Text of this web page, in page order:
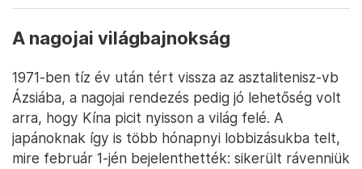
A nagojai világbajnokság
1971-ben tíz év után tért vissza az asztalitenisz-vb
Ázsiába, a nagojai rendezés pedig jó lehetőség volt
arra, hogy Kína picit nyisson a világ felé. A
japánoknak így is több hónapnyi lobbizásukba telt,
mire február 1-jén bejelenthették: sikerült rávenniük